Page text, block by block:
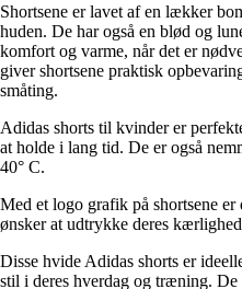
Shortsene er lavet af en lækker
huden. De har også en blød og
komfort og varme, når det er
giver shortsene praktisk
småting.
Adidas shorts til kvinder er
at holde i lang tid. De er også
40° C.
Med et logo grafik på shortsene
ønsker at udtrykke deres
Disse hvide Adidas shorts er
stil i deres hverdag og træning.